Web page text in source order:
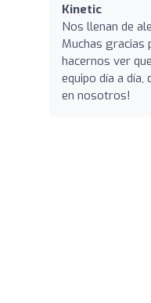
Kinetic
Nos llenan de
Muchas gracias
hacernos ver
equipo día a
en nosotros!